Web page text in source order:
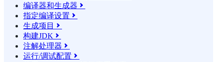
编译器和生成器 
指定编译设置 
生成项目 
构建JDK 
注解处理器 
运行/调试配置 